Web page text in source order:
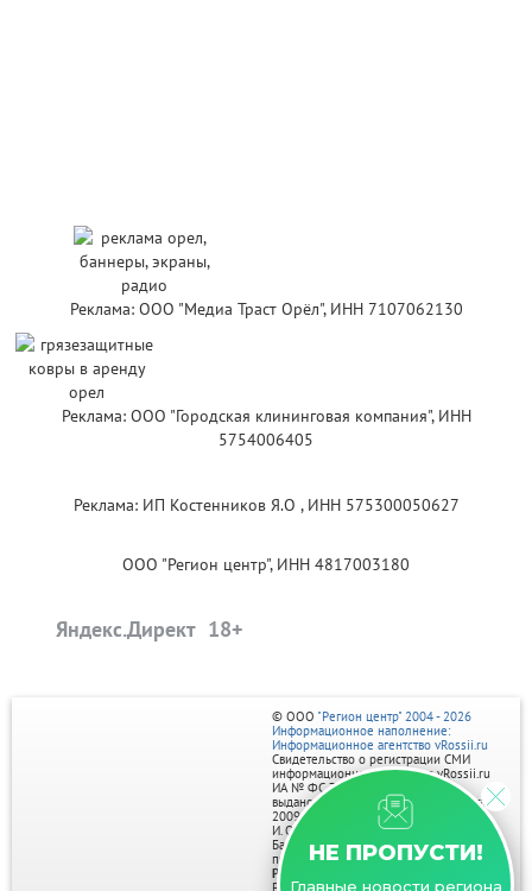
Реклама: ООО "Медиа Траст Орёл", ИНН 7107062130
Реклама: ООО "Городская клининговая компания", ИНН
5754006405
Реклама: ИП Костенников Я.О , ИНН 575300050627
ООО "Регион центр", ИНН 4817003180
Яндекс.Директ
НЕ ПРОПУСТИ!
Главные новости региона
© ООО "Регион центр" 2004 - 2026
Информационное наполнение:
Информационное агентство vRossii.ru
Свидетельство о регистрации СМИ
информационного агентства vRossii.ru
ИА № ФС 77‑35502
выдано РОСКОМНАДЗОРом 04 марта
2009г.
И. О. Главного редактора Нарыков А. Н.
Баннеры на портале размещаются на
правах рекламы.
Реклама на портале:
Рекламное агентство "Умный маркетинг"